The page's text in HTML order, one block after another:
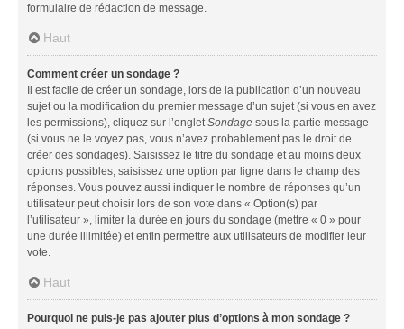
formulaire de rédaction de message.
Haut
Comment créer un sondage ?
Il est facile de créer un sondage, lors de la publication d’un nouveau
sujet ou la modification du premier message d’un sujet (si vous en avez
les permissions), cliquez sur l’ongletSondage sous la partie message
(si vous ne le voyez pas, vous n’avez probablement pas le droit de
créer des sondages). Saisissez le titre du sondage et au moins deux
options possibles, saisissez une option par ligne dans le champ des
réponses. Vous pouvez aussi indiquer le nombre de réponses qu’un
utilisateur peut choisir lors de son vote dans « Option(s) par
l’utilisateur », limiter la durée en jours du sondage (mettre « 0 » pour
une durée illimitée) et enfin permettre aux utilisateurs de modifier leur
vote.
Haut
Pourquoi ne puis-je pas ajouter plus d’options à mon sondage ?